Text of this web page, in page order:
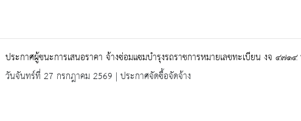
ประกาศผู้ชนะการเสนอราคา จ้างซ่อมแซมบำรุงรถราชการหมายเลขทะเบียน งจ ๔๗๑๔
วันจันทร์ที่ 27 กรกฎาคม 2569 | ประกาศจัดซื้อจัดจ้าง